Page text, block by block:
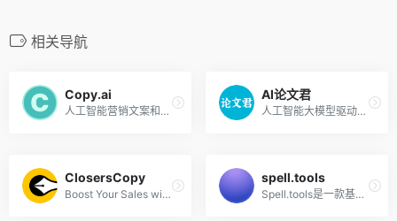
相关导航
Copy.ai
人工智能营销文案和内容创作工具
AI论文君
人工智能大模型驱动，一键生成论文选题、开题报告、论文大纲、论文全文
ClosersCopy
Boost Your Sales with SEO Optimized Blogs and Irresistible Marketing Copy
spell.tools
Spell.tools是一款基于人工智...